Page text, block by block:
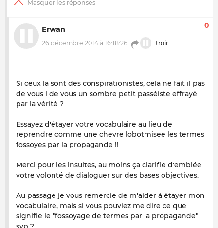
Erwan
26 décembre 2014 à 16:18:26 troir
0
Si ceux la sont des conspirationistes, cela ne fait il pas
de vous l de vous un sombre petit passéiste effrayé
par la vérité ?
Essayez d'étayer votre vocabulaire au lieu de
reprendre comme une chevre lobotmisee les termes
fossoyes par la propagande !!
Merci pour les insultes, au moins ça clarifie d'emblée
votre volonté de dialoguer sur des bases objectives.
Au passage je vous remercie de m'aider à étayer mon
vocabulaire, mais si vous pouviez me dire ce que
signifie le "fossoyage de termes par la propagande"
svp ?